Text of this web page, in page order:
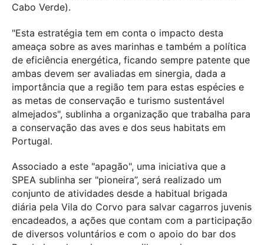
Cabo Verde).
"Esta estratégia tem em conta o impacto desta
ameaça sobre as aves marinhas e também a política
de eficiência energética, ficando sempre patente que
ambas devem ser avaliadas em sinergia, dada a
importância que a região tem para estas espécies e
as metas de conservação e turismo sustentável
almejados", sublinha a organização que trabalha para
a conservação das aves e dos seus habitats em
Portugal.
Associado a este "apagão", uma iniciativa que a
SPEA sublinha ser "pioneira”, será realizado um
conjunto de atividades desde a habitual brigada
diária pela Vila do Corvo para salvar cagarros juvenis
encadeados, a ações que contam com a participação
de diversos voluntários e com o apoio do bar dos